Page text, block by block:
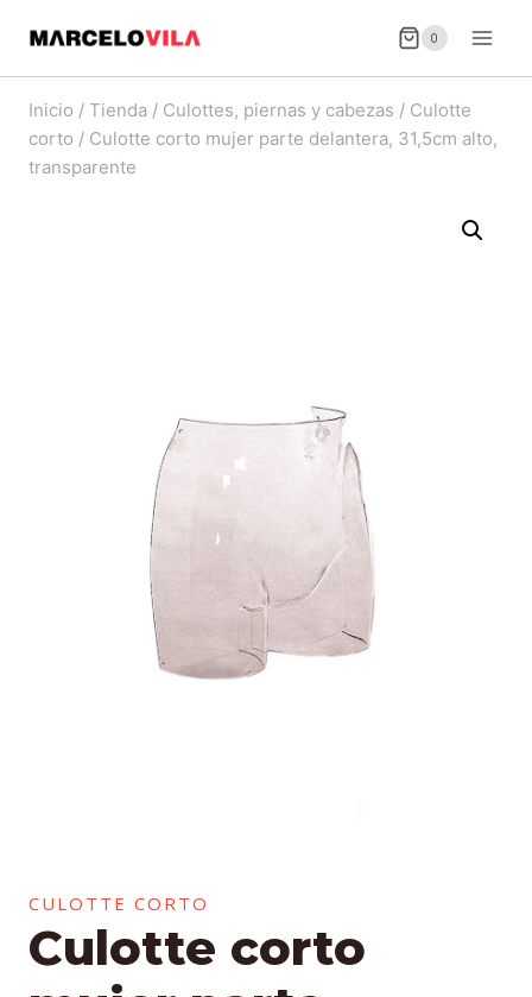
contenido
0
Inicio / Tienda / Culottes, piernas y cabezas / Culotte
corto / Culotte corto mujer parte delantera, 31,5cm alto,
transparente
CULOTTE CORTO
Culotte corto